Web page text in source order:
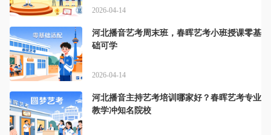
2026-04-14
河北播音艺考周末班，春晖艺考小班授课零基
础可学
2026-04-14
河北播音主持艺考培训哪家好？春晖艺考专业
教学冲知名院校